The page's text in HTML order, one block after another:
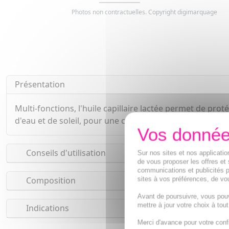
Photos non contractuelles. Copyright digimarquage
Présentation
Multi-fonctions, l'huile capillaire lactée permet de
d'eau et de soleil, pour une chevelure hydratée, lissée
Conseils d'utilisation
Composition
Indications
Sur nos sites et nos
de vous proposer les offres
communications et publicités
sites à vos préférences, de
Avant de poursuivre, vous
mettre à jour votre choix à
Merci d'avance pour votre